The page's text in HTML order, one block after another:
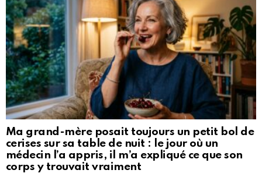
Ma grand-mère posait toujours un petit bol de
cerises sur sa table de nuit : le jour où un
médecin l’a appris, il m’a expliqué ce que son
corps y trouvait vraiment